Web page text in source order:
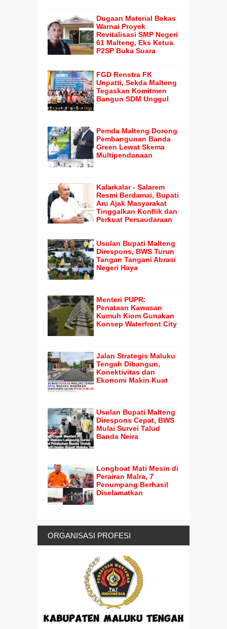
Dugaan Material Bekas
Warnai Proyek
Revitalisasi SMP Negeri
61 Malteng, Eks Ketua
P2SP Buka Suara
FGD Renstra FK
Unpatti, Sekda Malteng
Tegaskan Komitmen
Bangun SDM Unggul
Pemda Malteng Dorong
Pembangunan Banda
Green Lewat Skema
Multipendanaan
Kalarkalar - Salarem
Resmi Berdamai, Bupati
Aru Ajak Masyarakat
Tinggalkan Konflik dan
Perkuat Persaudaraan
Usulan Bupati Malteng
Direspons, BWS Turun
Tangan Tangani Abrasi
Negeri Haya
Menteri PUPR:
Penataan Kawasan
Kumuh Kiom Gunakan
Konsep Waterfront City
Jalan Strategis Maluku
Tengah Dibangun,
Konektivitas dan
Ekonomi Makin Kuat
Usulan Bupati Malteng
Direspons Cepat, BWS
Mulai Survei Talud
Banda Neira
Longboat Mati Mesin di
Perairan Malra, 7
Penumpang Berhasil
Diselamatkan
ORGANISASI PROFESI